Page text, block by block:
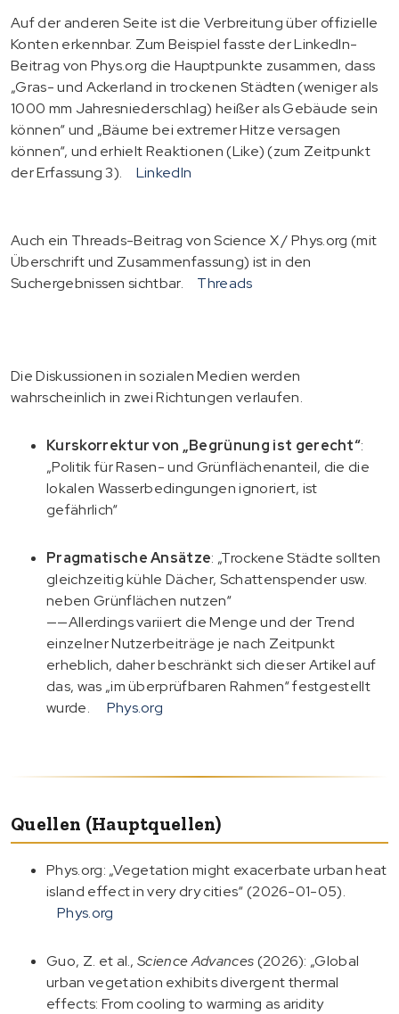
Auf der anderen Seite ist die Verbreitung über offizielle
Konten erkennbar. Zum Beispiel fasste der LinkedIn-
Beitrag von Phys.org die Hauptpunkte zusammen, dass
„Gras- und Ackerland in trockenen Städten (weniger als
1000 mm Jahresniederschlag) heißer als Gebäude sein
können“ und „Bäume bei extremer Hitze versagen
können“, und erhielt Reaktionen (Like) (zum Zeitpunkt
der Erfassung 3).
LinkedIn
Auch ein Threads-Beitrag von Science X / Phys.org (mit
Überschrift und Zusammenfassung) ist in den
Suchergebnissen sichtbar.
Threads
Die Diskussionen in sozialen Medien werden
wahrscheinlich in zwei Richtungen verlaufen.
Kurskorrektur von „Begrünung ist gerecht“:
„Politik für Rasen- und Grünflächenanteil, die die
lokalen Wasserbedingungen ignoriert, ist
gefährlich“
Pragmatische Ansätze: „Trockene Städte sollten
gleichzeitig kühle Dächer, Schattenspender usw.
neben Grünflächen nutzen“
——Allerdings variiert die Menge und der Trend
einzelner Nutzerbeiträge je nach Zeitpunkt
erheblich, daher beschränkt sich dieser Artikel auf
das, was „im überprüfbaren Rahmen“ festgestellt
wurde.
Phys.org
Quellen (Hauptquellen)
Phys.org: „Vegetation might exacerbate urban heat
island effect in very dry cities“ (2026-01-05).
Phys.org
Guo, Z. et al.,Science Advances(2026): „Global
urban vegetation exhibits divergent thermal
effects: From cooling to warming as aridity